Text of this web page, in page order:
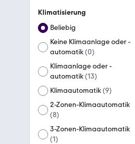
Klimatisierung
Beliebig
Keine Klimaanlage oder -
automatik(0)
Klimaanlage oder -
automatik(13)
Klimaautomatik(9)
2-Zonen-Klimaautomatik
(8)
3-Zonen-Klimaautomatik
(1)